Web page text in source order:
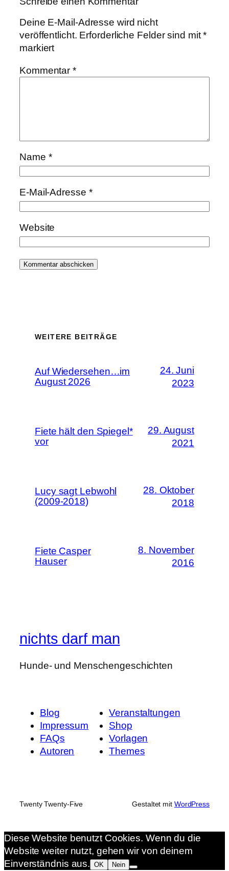
Deine E-Mail-Adresse wird nicht
veröffentlicht. Erforderliche Felder sind mit*
markiert
Kommentar*
Name *
E-Mail-Adresse *
Website
WEITERE BEITRÄGE
Auf Wiedersehen…im
August 2026
24. Juni
2023
Fiete hält den Spiegel*
vor
29. August
2021
Lucy sagt Lebwohl
(2009-2018)
28. Oktober
2018
Fiete Casper
Hauser
8. November
2016
nichts darf man
Hunde- und Menschengeschichten
Blog
Impressum
FAQs
Autoren
Veranstaltungen
Shop
Vorlagen
Themes
Twenty Twenty-Five Gestaltet mit WordPress
Diese Website benutzt Cookies. Wenn du die
Website weiter nutzt, gehen wir von deinem
Einverständnis aus. OK Nein